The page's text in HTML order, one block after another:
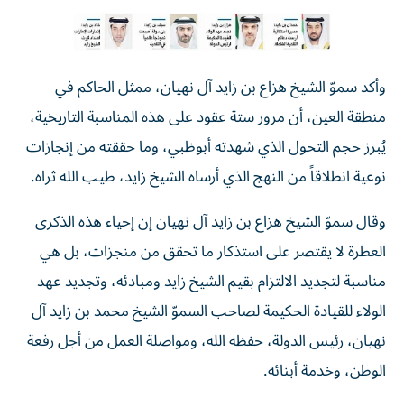
وأكد سموّ الشيخ هزاع بن زايد آل نهيان، ممثل الحاكم في
منطقة العين، أن مرور ستة عقود على هذه المناسبة التاريخية،
يُبرز حجم التحول الذي شهدته أبوظبي، وما حققته من إنجازات
نوعية انطلاقاً من النهج الذي أرساه الشيخ زايد، طيب الله ثراه.
وقال سموّ الشيخ هزاع بن زايد آل نهيان إن إحياء هذه الذكرى
العطرة لا يقتصر على استذكار ما تحقق من منجزات، بل هي
مناسبة لتجديد الالتزام بقيم الشيخ زايد ومبادئه، وتجديد عهد
الولاء للقيادة الحكيمة لصاحب السموّ الشيخ محمد بن زايد آل
نهيان، رئيس الدولة، حفظه الله، ومواصلة العمل من أجل رفعة
الوطن، وخدمة أبنائه.